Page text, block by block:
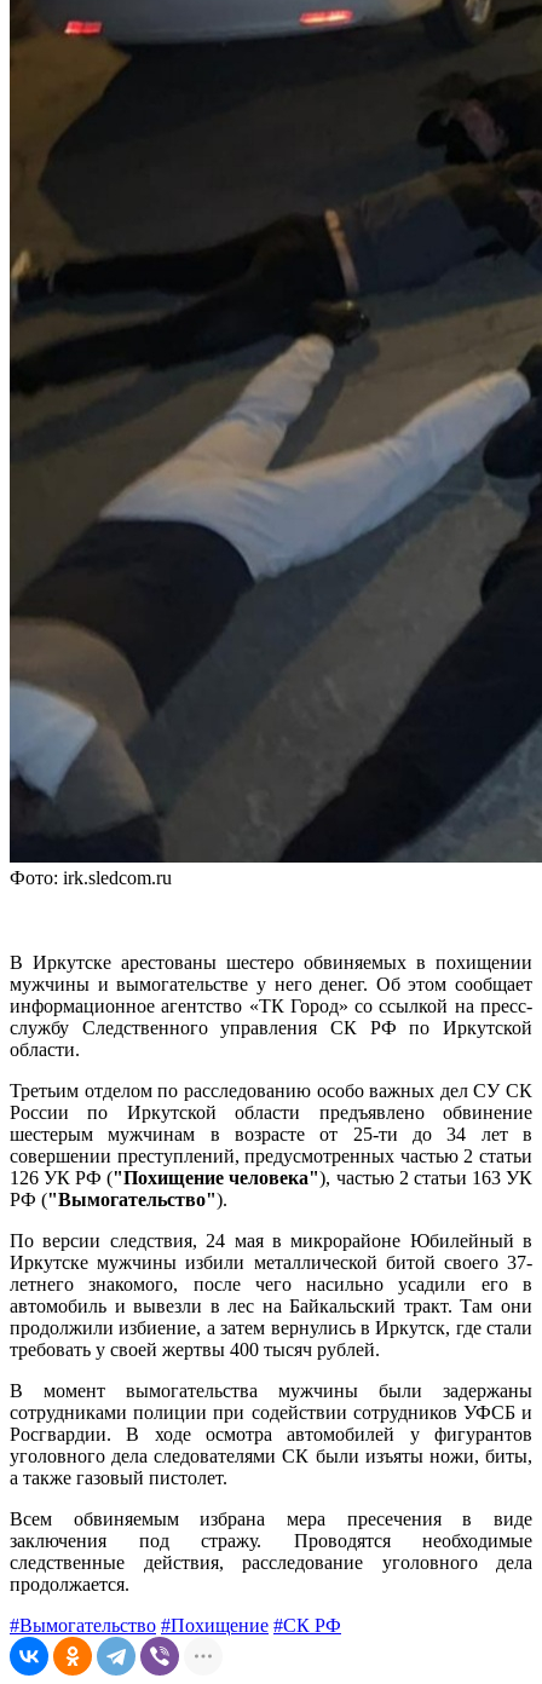
Фото: irk.sledcom.ru
В Иркутске арестованы шестеро обвиняемых в похищении
мужчины и вымогательстве у него денег. Об этом сообщает
информационное агентство «ТК Город» со ссылкой на пресс-
службу Следственного управления СК РФ по Иркутской
области.
Третьим отделом по расследованию особо важных дел СУ СК
России по Иркутской области предъявлено обвинение
шестерым мужчинам в возрасте от 25-ти до 34 лет в
совершении преступлений, предусмотренных частью 2 статьи
126 УК РФ ("Похищение человека"), частью 2 статьи 163 УК
РФ ("Вымогательство").
По версии следствия, 24 мая в микрорайоне Юбилейный в
Иркутске мужчины избили металлической битой своего 37-
летнего знакомого, после чего насильно усадили его в
автомобиль и вывезли в лес на Байкальский тракт. Там они
продолжили избиение, а затем вернулись в Иркутск, где стали
требовать у своей жертвы 400 тысяч рублей.
В момент вымогательства мужчины были задержаны
сотрудниками полиции при содействии сотрудников УФСБ и
Росгвардии. В ходе осмотра автомобилей у фигурантов
уголовного дела следователями СК были изъяты ножи, биты,
а также газовый пистолет.
Всем обвиняемым избрана мера пресечения в виде
заключения под стражу. Проводятся необходимые
следственные действия, расследование уголовного дела
продолжается.
#Вымогательство #Похищение #СК РФ